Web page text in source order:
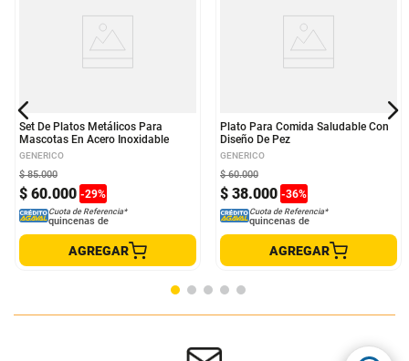
Set De Platos Metálicos Para
Mascotas En Acero Inoxidable
GENERICO
$ 60.000 -29%
$ 85.000
Cuota de Referencia*
quincenas de
AGREGAR
Plato Para Comida Saludable Con
Diseño De Pez
GENERICO
$ 38.000 -36%
$ 60.000
Cuota de Referencia*
quincenas de
AGREGAR